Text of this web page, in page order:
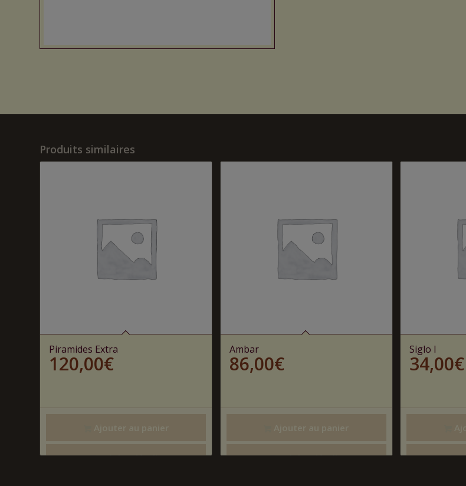
Produits similaires
Piramides Extra
120,00€
Voir les détails
Ambar
86,00€
Voir les détails
Siglo I
34,00€